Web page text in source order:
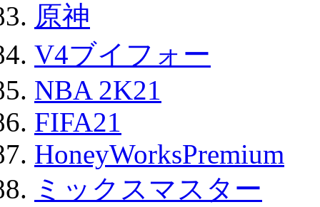
原神
V4ブイフォー
NBA 2K21
FIFA21
HoneyWorksPremium
ミックスマスター